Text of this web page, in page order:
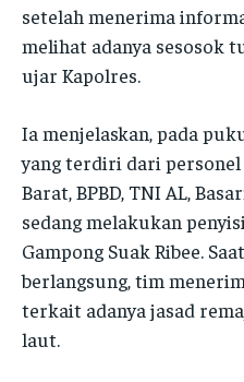
RO OPS
RO RENA
BID HUMAS
BID PROPAM
BID DOKKES
POLRES
POLRESTA
RO OPS
RO RENA
BID HUMAS
BID PROPAM
BID DOKKES
POLRES
POLRESTA
RO RENA
RO SDM
BID HUMAS
BID PROPAM
BID DOKKES
POLRES
RO RENA
RO SDM
BID HUMAS
BID PROPAM
BID DOKKES
POLRES
setelah menerima
melihat adanya sesosok
ujar Kapolres.
Ia menjelaskan, pada
yang terdiri dari
Barat, BPBD, TNI AL,
sedang melakukan
Gampong Suak Ribee.
berlangsung, tim
terkait adanya jasad
laut.